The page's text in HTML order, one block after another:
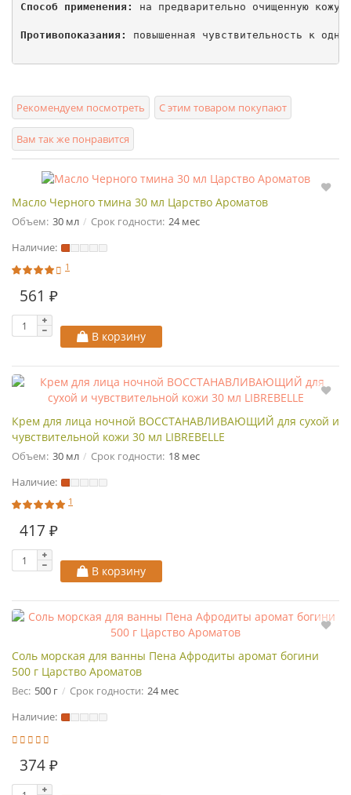
Способ применения: на предварительно очищенную
Противопоказания: повышенная чувствительность к
Рекомендуем посмотреть С этим товаром покупают
Вам так же понравится
Масло Черного тмина 30 мл Царство Ароматов
Объем: 30 мл Срок годности: 24 мес
Наличие:
1
561 ₽
В корзину
Крем для лица ночной ВОССТАНАВЛИВАЮЩИЙ для сухой и
чувствительной кожи 30 мл LIBREBELLE
Объем: 30 мл Срок годности: 18 мес
Наличие:
1
417 ₽
В корзину
Соль морская для ванны Пена Афродиты аромат богини
500 г Царство Ароматов
Вес: 500 г Срок годности: 24 мес
Наличие:
374 ₽